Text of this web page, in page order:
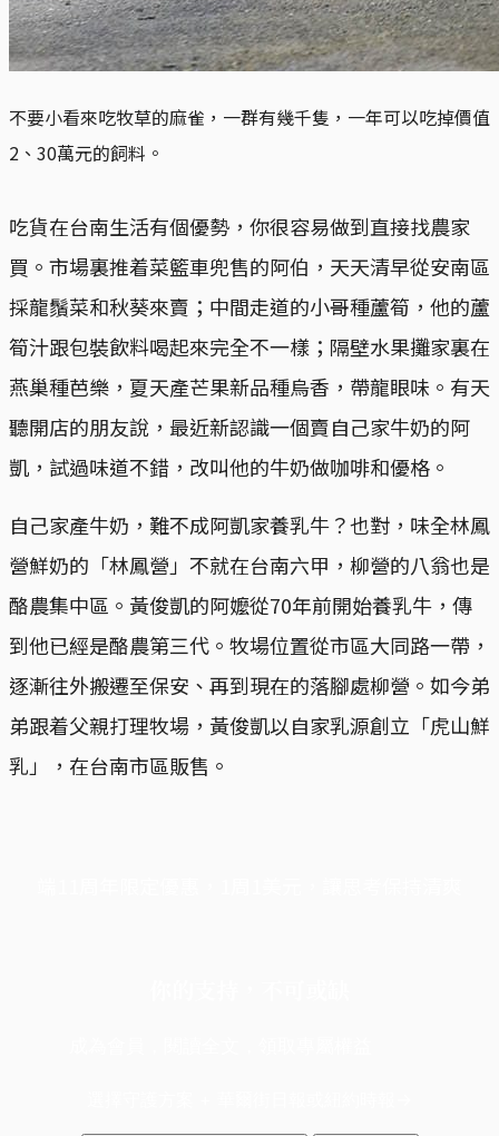
不要小看來吃牧草的麻雀，一群有幾千隻，一年可以吃掉價值
2、30萬元的飼料。
吃貨在台南生活有個優勢，你很容易做到直接找農家
買。市場裏推着菜籃車兜售的阿伯，天天清早從安南區
採龍鬚菜和秋葵來賣；中間走道的小哥種蘆筍，他的蘆
筍汁跟包裝飲料喝起來完全不一樣；隔壁水果攤家裏在
燕巢種芭樂，夏天產芒果新品種烏香，帶龍眼味。有天
聽開店的朋友說，最近新認識一個賣自己家牛奶的阿
凱，試過味道不錯，改叫他的牛奶做咖啡和優格。
自己家產牛奶，難不成阿凱家養乳牛？也對，味全林鳳
營鮮奶的「林鳳營」不就在台南六甲，柳營的八翁也是
酪農集中區。黃俊凱的阿嬤從70年前開始養乳牛，傳
到他已經是酪農第三代。牧場位置從市區大同路一帶，
逐漸往外搬遷至保安、再到現在的落腳處柳營。如今弟
弟跟着父親打理牧場，黃俊凱以自家乳源創立「虎山鮮
乳」，在台南市區販售。